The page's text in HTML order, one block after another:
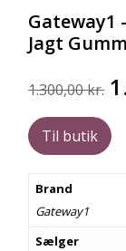
Gateway1
Jagt
1.300,00kr.
Til butik
Brand
Gateway1
Sælger